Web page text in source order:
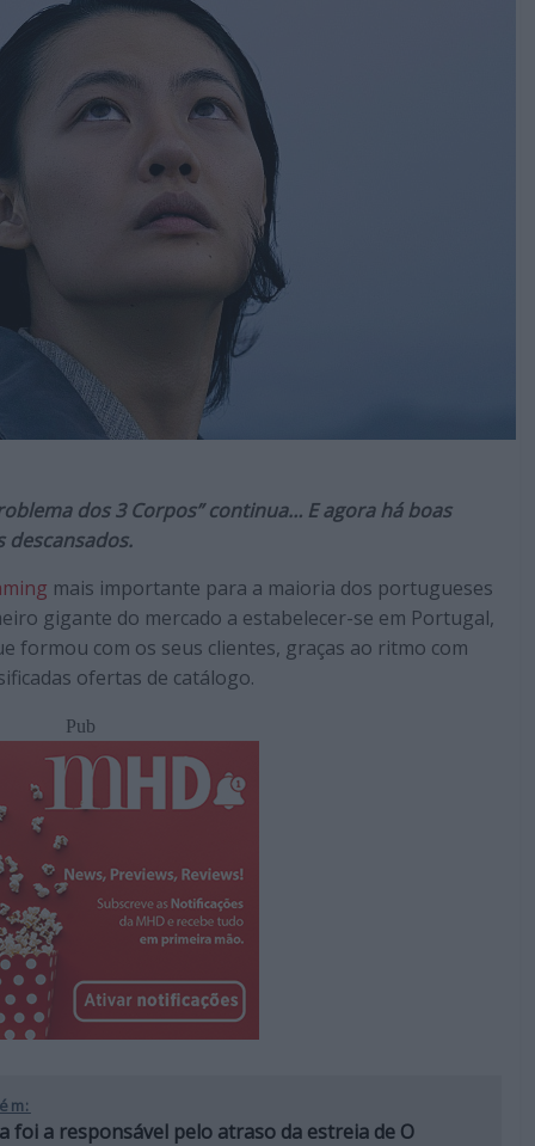
dos 3 Corpos” continua… E agora há boas
descansados.
mais importante para a maioria dos portugueses
gigante do mercado a estabelecer-se em Portugal,
formou com os seus clientes, graças ao ritmo com
ofertas de catálogo.
Pub
foi a responsável pelo atraso da estreia de O